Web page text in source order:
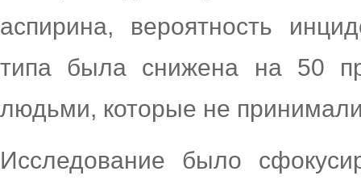
аспирина, вероятность
типа была снижена на 50
людьми, которые не
Исследование было